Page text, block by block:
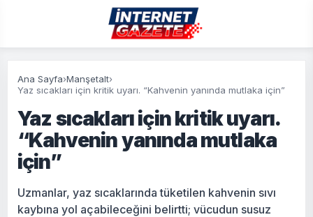
Ana Sayfa›Manşetalt›
Yaz sıcakları için kritik uyarı. “Kahvenin yanında mutlaka için”
Yaz sıcakları için kritik uyarı.
“Kahvenin yanında mutlaka
için”
Uzmanlar, yaz sıcaklarında tüketilen kahvenin sıvı
kaybına yol açabileceğini belirtti; vücudun susuz